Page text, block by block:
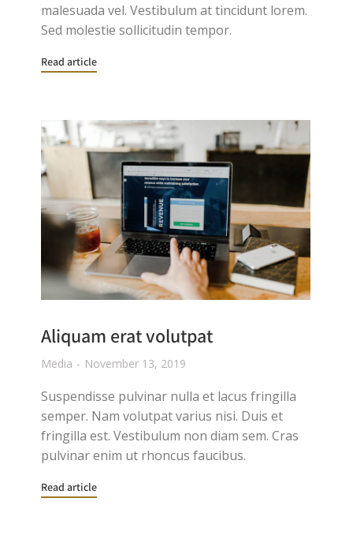
malesuada vel. Vestibulum at tincidunt lorem.
Sed molestie sollicitudin tempor.
Read article
Aliquam erat volutpat
Media November 13, 2019
Suspendisse pulvinar nulla et lacus fringilla
semper. Nam volutpat varius nisi. Duis et
fringilla est. Vestibulum non diam sem. Cras
pulvinar enim ut rhoncus faucibus.
Read article